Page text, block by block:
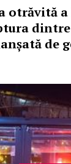
otrăvită
de